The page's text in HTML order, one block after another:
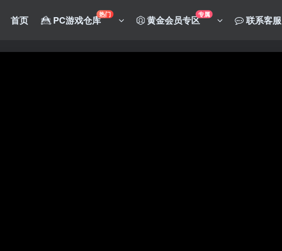
首页 PC游戏仓库热门 黄金会员专区专属 联系客服